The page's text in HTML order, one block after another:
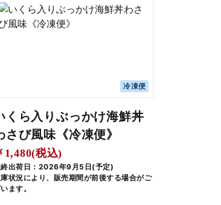
冷凍便
くら入りぶっかけ海鮮丼
さび風味《冷凍便》
1,480(税込)
出荷日：2026年9月5日(予定)
状況により、販売期間が前後する場合がご
ます。